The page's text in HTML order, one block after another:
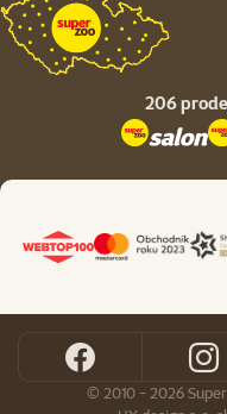
206
© 2010 - 2026